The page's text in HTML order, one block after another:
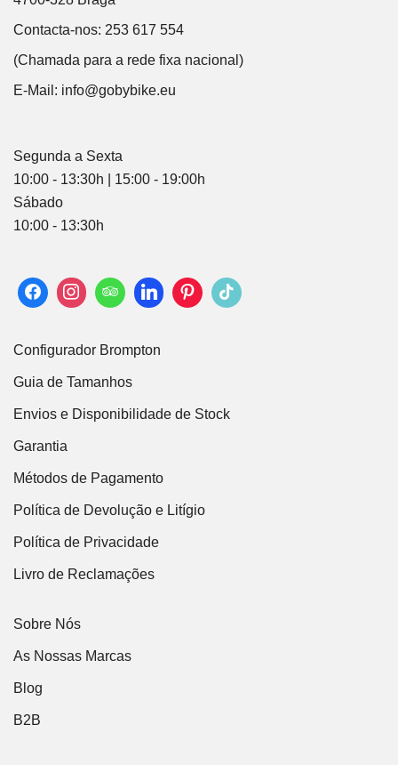
Contacta-nos: 253 617 554
(Chamada para a rede fixa nacional)
E-Mail: info@gobybike.eu
Segunda a Sexta
10:00 - 13:30h | 15:00 - 19:00h
Sábado
10:00 - 13:30h
Configurador Brompton
Guia de Tamanhos
Envios e Disponibilidade de Stock
Garantia
Métodos de Pagamento
Política de Devolução e Litígio
Política de Privacidade
Livro de Reclamações
Sobre Nós
As Nossas Marcas
Blog
B2B